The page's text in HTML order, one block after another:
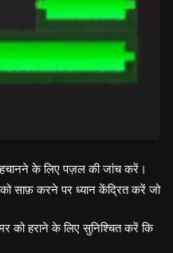
के लिए पज़ल की जांच करें।
साफ़ करने पर ध्यान केंद्रित करें जो
को हराने के लिए सुनिश्चित करें कि